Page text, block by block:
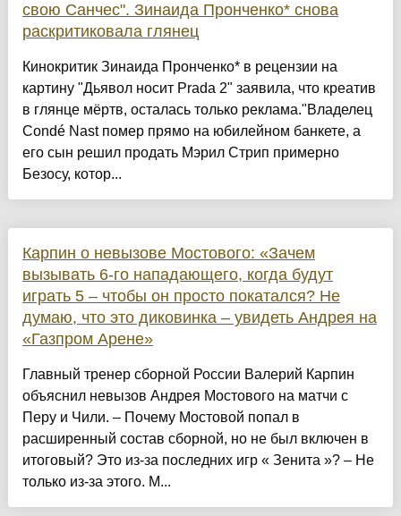
свою Санчес". Зинаида Пронченко* снова
раскритиковала глянец
Кинокритик Зинаида Пронченко* в рецензии на
картину "Дьявол носит Prada 2" заявила, что креатив
в глянце мёртв, осталась только реклама."Владелец
Condé Nast помер прямо на юбилейном банкете, а
его сын решил продать Мэрил Стрип примерно
Безосу, котор...
Карпин о невызове Мостового: «Зачем
вызывать 6-го нападающего, когда будут
играть 5 – чтобы он просто покатался? Не
думаю, что это диковинка – увидеть Андрея на
«Газпром Арене»
Главный тренер сборной России Валерий Карпин
объяснил невызов Андрея Мостового на матчи с
Перу и Чили. – Почему Мостовой попал в
расширенный состав сборной, но не был включен в
итоговый? Это из-за последних игр « Зенита »? – Не
только из-за этого. М...